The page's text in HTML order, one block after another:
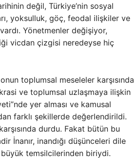
değil, Türkiye’nin sosyal
yoksulluk, göç, feodal ilişkiler ve
Yönetmenler değişiyor,
vicdan çizgisi neredeyse hiç
toplumsal meseleler karşısında
ve toplumsal uzlaşmaya ilişkin
yer alması ve kamusal
farklı şekillerde değerlendirildi.
durdu. Fakat bütün bu
İnanır, inandığı düşünceleri dile
büyük temsilcilerinden biriydi.